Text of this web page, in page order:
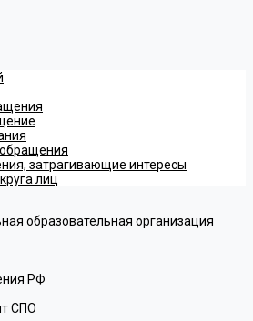
обращения
затрагивающие интересы
лиц
образовательная организация
РФ
СПО